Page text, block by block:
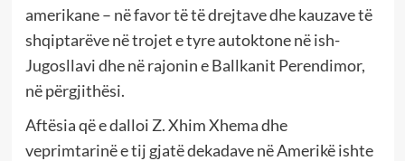
amerikane – në favor të të drejtave dhe kauzave të
shqiptarëve në trojet e tyre autoktone në ish-
Jugosllavi dhe në rajonin e Ballkanit Perendimor,
në përgjithësi.
Aftësia që e dalloi Z. Xhim Xhema dhe
veprimtarinë e tij gjatë dekadave në Amerikë ishte